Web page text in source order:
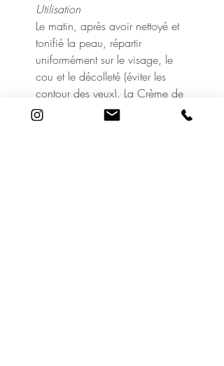
Utilisation
Le matin, après avoir nettoyé et
tonifié la peau, répartir
uniformément sur le visage, le
cou et le décolleté (éviter les
contour des yeux). La Crème de
Jour Fluide additionnée de
quelques gouttes d'Huile